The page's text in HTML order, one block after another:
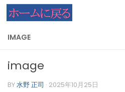
コンテンツへスキップ
IMAGE
image
BY水野 正司 · 2025年10月25日